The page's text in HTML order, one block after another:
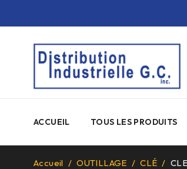
ACCUEIL TOUS LES PRODUITS
Accueil / OUTILLAGE / CLÉ /